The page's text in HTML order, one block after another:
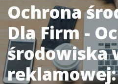
Ochrona
Dla Firm -
środowiska
reklamowej: